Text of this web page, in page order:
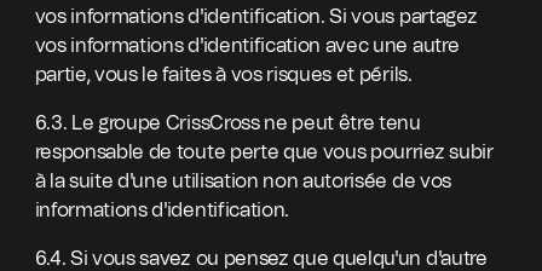
vos informations d'identification. Si vous partagez
vos informations d'identification avec une autre
partie, vous le faites à vos risques et périls.
6.3. Le groupe CrissCross ne peut être tenu
responsable de toute perte que vous pourriez subir
à la suite d'une utilisation non autorisée de vos
informations d'identification.
6.4. Si vous savez ou pensez que quelqu'un d'autre